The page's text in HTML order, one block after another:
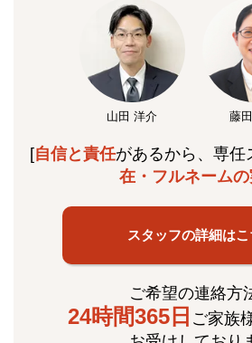
山田 洋介 藤
[自信と責任があるから、専任
在・フルネームの
スタッフの詳細はこ
ご希望の連絡方
24時間365日 ご家族